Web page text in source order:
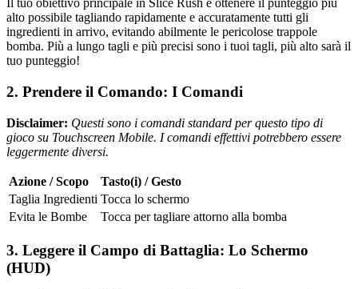
Il tuo obiettivo principale in Slice Rush è ottenere il punteggio più
alto possibile tagliando rapidamente e accuratamente tutti gli
ingredienti in arrivo, evitando abilmente le pericolose trappole
bomba. Più a lungo tagli e più precisi sono i tuoi tagli, più alto sarà il
tuo punteggio!
2. Prendere il Comando: I Comandi
Disclaimer: Questi sono i comandi standard per questo tipo di
gioco su Touchscreen Mobile. I comandi effettivi potrebbero essere
leggermente diversi.
Azione / Scopo
Tasto(i) / Gesto
Taglia Ingredienti Tocca lo schermo
Evita le Bombe
Tocca per tagliare attorno alla bomba
3. Leggere il Campo di Battaglia: Lo Schermo
(HUD)